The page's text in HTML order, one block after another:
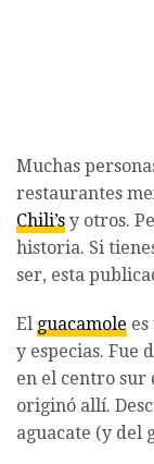
Muchas
restaurantes
Chili’s y otros.
historia. Si
ser, esta
El guacamole
y especias. Fue
en el centro sur
originó allí.
aguacate (y del